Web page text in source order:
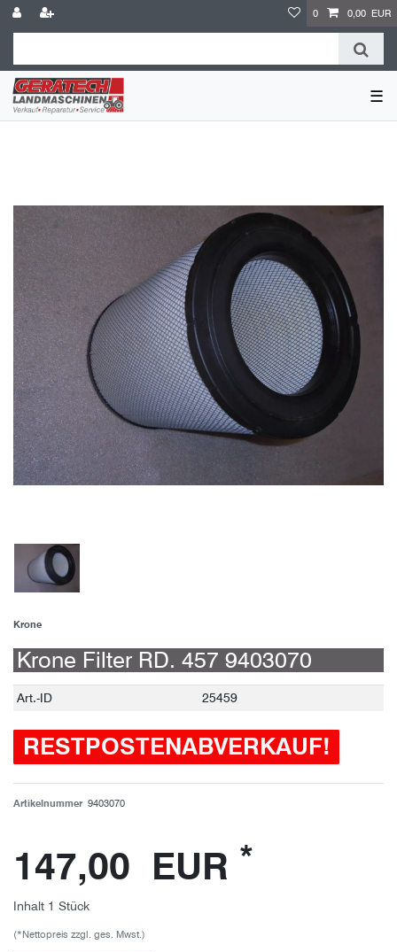
0 0,00 EUR
☰
Krone
Krone Filter RD. 457 9403070
Technisches
Wert
Art.-ID 25459
RESTPOSTENABVERKAUF!
Artikelnummer 9403070
147,00 EUR *
Inhalt 1 Stück
(*Nettopreis zzgl. ges. Mwst.)